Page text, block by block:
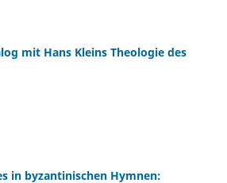
mit Hans Kleins Theologie des
in byzantinischen Hymnen: